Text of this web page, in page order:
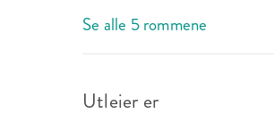
Vinter
Sitteplasser:
Se alle 5 rommene
Utleier er